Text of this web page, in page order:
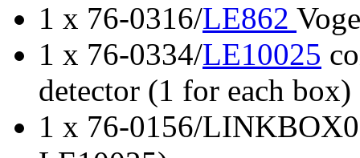
1 x 76-0316/LE862
1 x 76-0334/LE10025
detector (1 for each box)
1 x 76-0156/